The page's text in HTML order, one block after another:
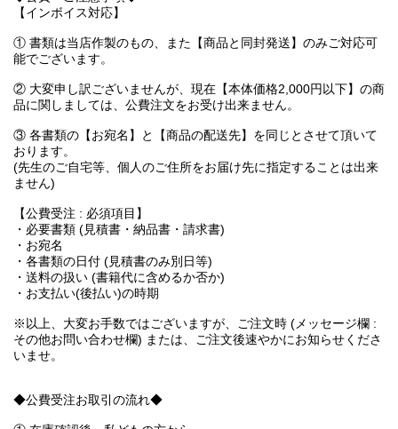
【インボイス対応】
① 書類は当店作製のもの、また【商品と同封発送】のみご対応可
能でございます。
② 大変申し訳ございませんが、現在【本体価格2,000円以下】の商
品に関しましては、公費注文をお受け出来ません。
③ 各書類の【お宛名】と【商品の配送先】を同じとさせて頂いて
おります。
(先生のご自宅等、個人のご住所をお届け先に指定することは出来
ません)
【公費受注 : 必須項目】
・必要書類 (見積書・納品書・請求書)
・お宛名
・各書類の日付 (見積書のみ別日等)
・送料の扱い (書籍代に含めるか否か)
・お支払い(後払い)の時期
※以上、大変お手数ではございますが、ご注文時 (メッセージ欄 :
その他お問い合わせ欄) または、ご注文後速やかにお知らせくださ
いませ。
◆公費受注お取引の流れ◆